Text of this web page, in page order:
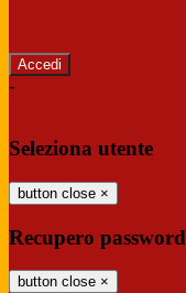
-
Seleziona utente
button close ×
Recupero password
button close ×